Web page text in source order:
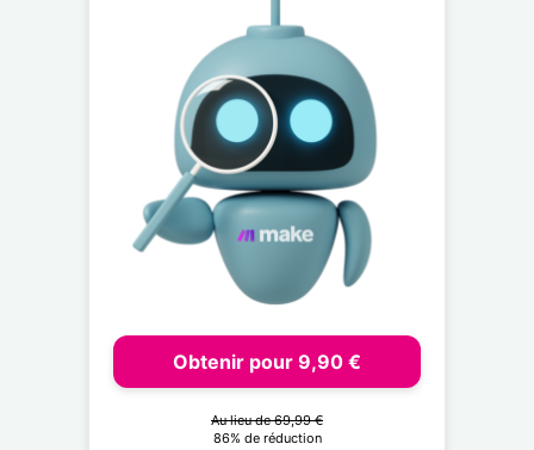
Obtenir pour 9,90 €
Au lieu de 69,99 €
86% de réduction